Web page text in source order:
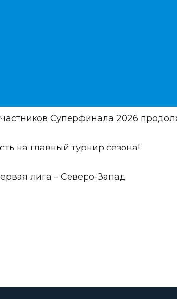
Суперфинала 2026
на главный турнир сезона!
лига – Северо-Запад